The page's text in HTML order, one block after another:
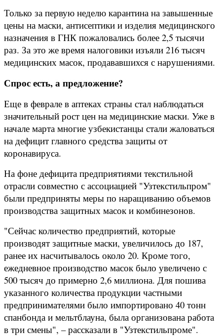
Только за первую неделю карантина на завышенные
цены на маски, антисептики и изделия медицинского
назначения в ГНК пожаловались более 2,5 тысячи
раз. За это же время налоговики изъяли 216 тысяч
медицинских масок, продававшихся с нарушениями.
Спрос есть, а предложение?
Еще в феврале в аптеках страны стал наблюдаться
значительный рост цен на медицинские маски. Уже в
начале марта многие узбекистанцы стали жаловаться
на дефицит главного средства защиты от
коронавируса.
На фоне дефицита предприятиями текстильной
отрасли совместно с ассоциацией "Узтекстильпром"
были предприняты меры по наращиванию объемов
производства защитных масок и комбинезонов.
"Сейчас количество предприятий, которые
производят защитные маски, увеличилось до 187,
ранее их насчитывалось около 20. Кроме того,
ежедневное производство масок было увеличено с
500 тысяч до примерно 2,6 миллиона. Для пошива
указанного количества продукции частными
предпринимателями было импортировано 40 тонн
спанбонда и мельтблауна, была организована работа
в три смены", – рассказали в "Узтекстильпроме".